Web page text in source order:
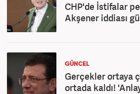
CHP'de İstifalar
Akşener iddiası
GÜNCEL
Gerçekler ortaya
ortada kaldı!